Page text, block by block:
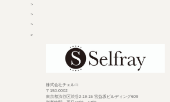
株式会社チェルコ
〒150-0002
東京都渋谷区渋谷2-19-15 宮益坂ビルディング609